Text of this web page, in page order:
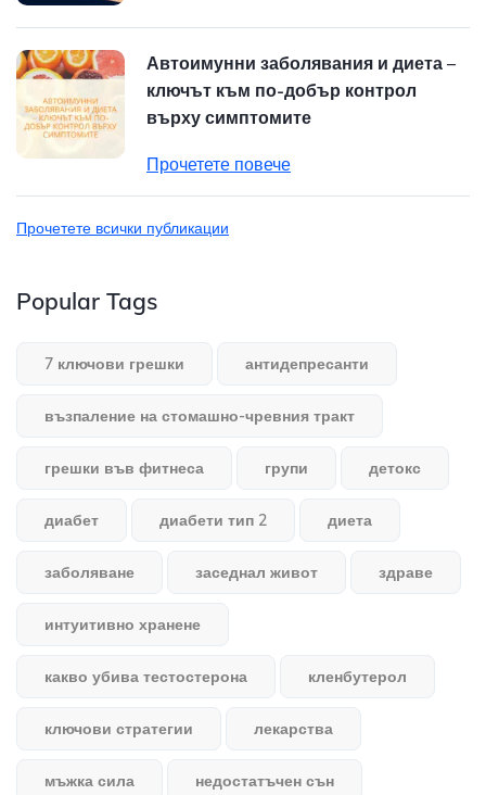
Автоимунни заболявания и диета –
ключът към по-добър контрол
върху симптомите
Прочетете повече
Прочетете всички публикации
Popular Tags
7 ключови грешки антидепресанти
възпаление на стомашно-чревния тракт
грешки във фитнеса групи детокс
диабет диабети тип 2 диета
заболяване заседнал живот здраве
интуитивно хранене
какво убива тестостерона кленбутерол
ключови стратегии лекарства
мъжка сила недостатъчен сън